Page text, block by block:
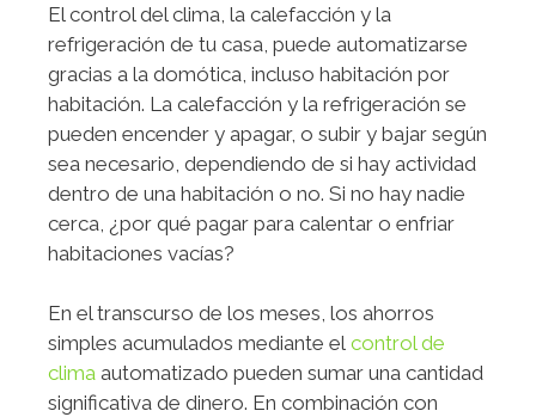
El control del clima, la calefacción y la
refrigeración de tu casa, puede automatizarse
gracias a la domótica, incluso habitación por
habitación. La calefacción y la refrigeración se
pueden encender y apagar, o subir y bajar según
sea necesario, dependiendo de si hay actividad
dentro de una habitación o no. Si no hay nadie
cerca, ¿por qué pagar para calentar o enfriar
habitaciones vacías?
En el transcurso de los meses, los ahorros
simples acumulados mediante el control de
clima automatizado pueden sumar una cantidad
significativa de dinero. En combinación con